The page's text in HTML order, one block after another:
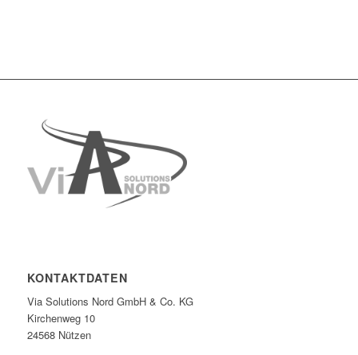
KONTAKTDATEN
Via Solutions Nord GmbH & Co. KG
Kirchenweg 10
24568 Nützen